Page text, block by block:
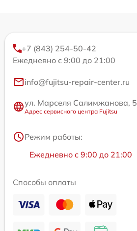
+7 (843) 254-50-42
Ежедневно с 9:00 до 21:00
info@fujitsu-repair-center.ru
ул. Марселя Салимжанова, 5
Адрес сервисного центра Fujitsu
Режим работы:
Ежедневно с 9:00 до 21:00
Способы оплаты